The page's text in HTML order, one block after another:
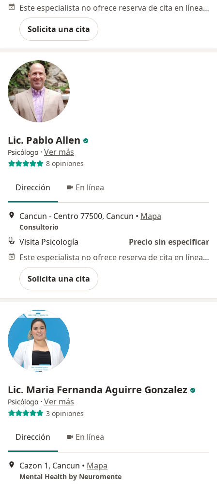
Este especialista no ofrece reserva de cita en línea en esta dirección.
Solicita una cita
Lic. Pablo Allen
Psicólogo · Ver más
8 opiniones
Dirección En línea
Cancun - Centro 77500, Cancun • Mapa
Consultorio
Visita Psicología
Precio sin especificar
Este especialista no ofrece reserva de cita en línea en esta dirección.
Solicita una cita
Lic. Maria Fernanda Aguirre Gonzalez
Psicólogo · Ver más
3 opiniones
Dirección En línea
Cazon 1, Cancun • Mapa
Mental Health by Neuromente